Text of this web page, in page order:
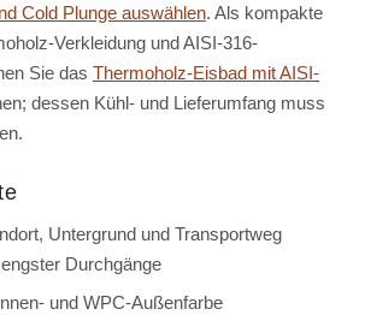
Cold Plunge auswählen. Als kompakte
Verkleidung und AISI-316-
Sie das Thermoholz-Eisbad mit AISI-
dessen Kühl- und Lieferumfang muss
Untergrund und Transportweg
Durchgänge
und WPC-Außenfarbe